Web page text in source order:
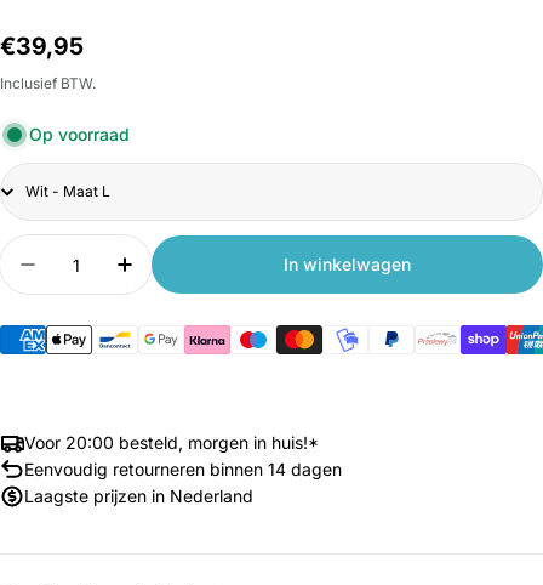
Normale
prijs
€39,95
Inclusief BTW.
Op voorraad
Title
Aantal
Aantal verlagen voor Xiaomi Smart4U SH50U
Aantal verhogen voor Xiaomi Smart4U
In winkelwagen
Voor 20:00 besteld, morgen in huis!*
Eenvoudig retourneren binnen 14 dagen
Laagste prijzen in Nederland